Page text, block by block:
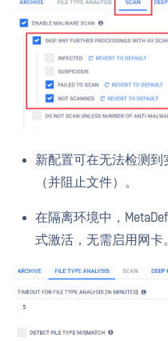
新配置可在无法检测
（并阻止文件）。
在隔离环境中，
式激活，无需启用网卡。